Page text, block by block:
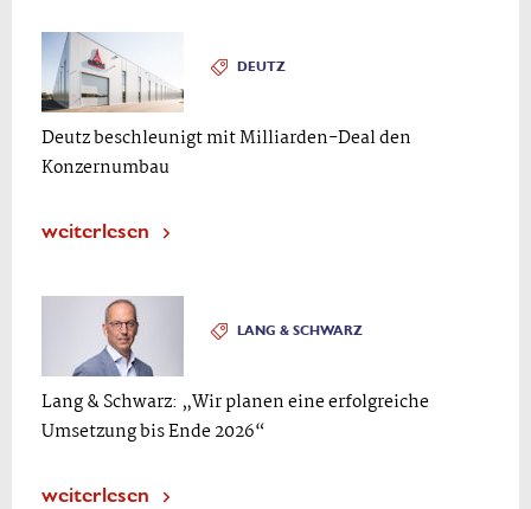
DEUTZ
Deutz beschleunigt mit Milliarden-Deal den
Konzernumbau
weiterlesen
LANG & SCHWARZ
Lang & Schwarz: „Wir planen eine erfolgreiche
Umsetzung bis Ende 2026“
weiterlesen